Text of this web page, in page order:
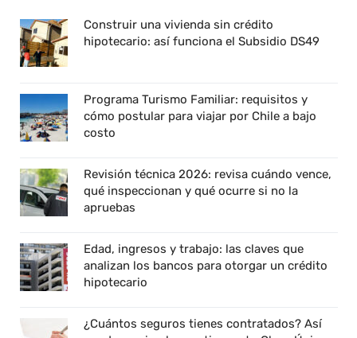
Construir una vivienda sin crédito
hipotecario: así funciona el Subsidio DS49
Programa Turismo Familiar: requisitos y
cómo postular para viajar por Chile a bajo
costo
Revisión técnica 2026: revisa cuándo vence,
qué inspeccionan y qué ocurre si no la
apruebas
Edad, ingresos y trabajo: las claves que
analizan los bancos para otorgar un crédito
hipotecario
¿Cuántos seguros tienes contratados? Así